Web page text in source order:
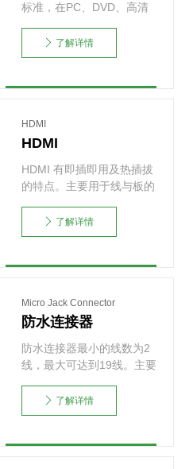
标准，在PC、DVD、高清
了解详情
HDMI
HDMI
HDMI 有即插即用及热插拔
的特点。主要用于线与板的
了解详情
Micro Jack Connector
防水连接器
防水连接器最小的线数为2
线，最大可达到19线。主要
了解详情